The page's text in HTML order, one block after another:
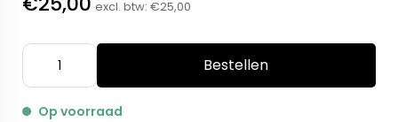
excl. btw: €25,00
Bestellen
Op voorraad